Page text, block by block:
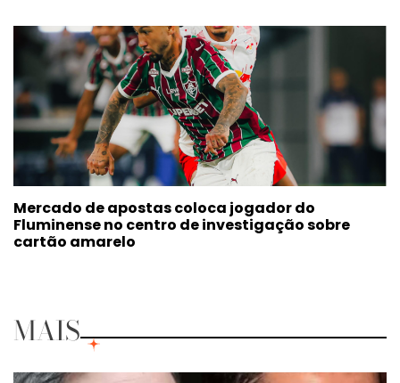
Mercado de apostas coloca jogador do
Fluminense no centro de investigação sobre
cartão amarelo
MAIS